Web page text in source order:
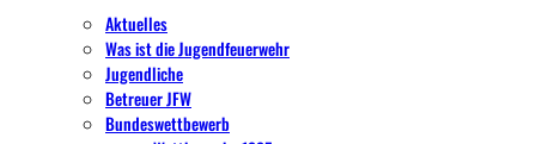
Aktuelles
Was ist die Jugendfeuerwehr
Jugendliche
Betreuer JFW
Bundeswettbewerb